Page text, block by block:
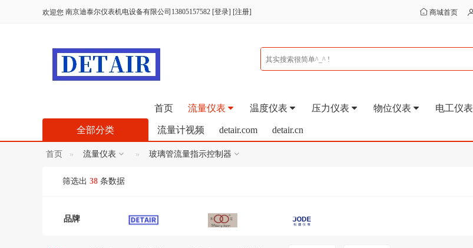
欢迎您 南京迪泰尔仪表机电设备有限公司13805157582 [登录] [注册] 商城首页
首页 流量仪表 温度仪表 压力仪表 物位仪表 电工仪表
流量计视频 detair.com detair.cn
全部分类
首页 流量仪表 玻璃管流量指示控制器
筛选出 38 条数据
品牌